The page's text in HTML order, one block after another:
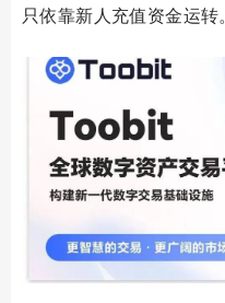
只依靠新人充值资金运转。